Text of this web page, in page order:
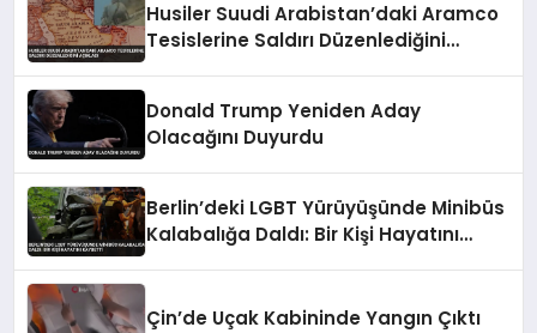
Husiler Suudi Arabistan’daki Aramco
Tesislerine Saldırı Düzenlediğini
Donald Trump Yeniden Aday
Olacağını Duyurdu
Berlin’deki LGBT Yürüyüşünde Minibüs
Kalabalığa Daldı: Bir Kişi Hayatını
Çin’de Uçak Kabininde Yangın Çıktı